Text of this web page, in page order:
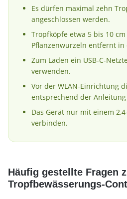
Es dürfen maximal zehn
angeschlossen werden.
Tropfköpfe etwa 5 bis 10
Pflanzenwurzeln entfernt in
Zum Laden ein USB-C-
verwenden.
Vor der WLAN-Einrichtung
entsprechend der
Das Gerät nur mit einem
verbinden.
Häufig gestellte Fragen
Tropfbewässerungs-